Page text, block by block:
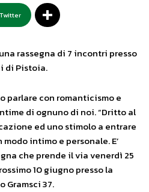
Twitter
rassegna di 7 incontri presso
di Pistoia.
parlare con romanticismo e
di ognuno di noi. “Dritto al
ed uno stimolo a entrare
intimo e personale. E’
che prende il via venerdì 25
10 giugno presso la
Gramsci 37.